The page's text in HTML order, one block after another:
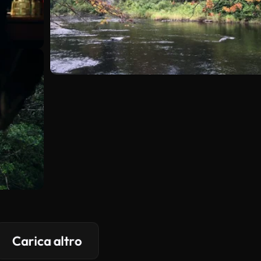
Carica altro